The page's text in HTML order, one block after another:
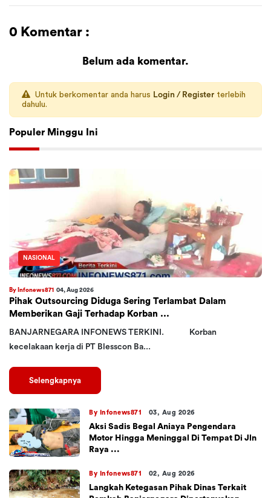
0 Komentar :
Belum ada komentar.
Untuk berkomentar anda harus Login / Register terlebih
dahulu.
Populer Minggu Ini
NASIONAL
By Infonews871 04, Aug 2026
Pihak Outsourcing Diduga Sering Terlambat Dalam
Memberikan Gaji Terhadap Korban ...
BANJARNEGARA INFONEWS TERKINI. Korban
kecelakaan kerja di PT Blesscon Ba...
Selengkapnya
By Infonews871 03, Aug 2026
Aksi Sadis Begal Aniaya Pengendara
Motor Hingga Meninggal Di Tempat Di Jln
Raya ...
By Infonews871 02, Aug 2026
Langkah Ketegasan Pihak Dinas Terkait